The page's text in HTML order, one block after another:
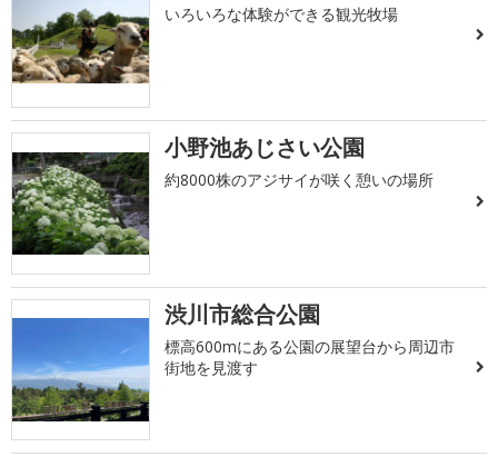
いろいろな体験ができる観光牧場
小野池あじさい公園
約8000株のアジサイが咲く憩いの場所
渋川市総合公園
標高600mにある公園の展望台から周辺市
街地を見渡す